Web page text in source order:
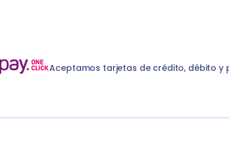
00426
Aceptamos tarjetas de crédito, débito y